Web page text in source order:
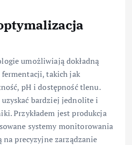
umożliwiają dokładną
takich jak
pH i dostępność tlenu.
bardziej jednolite i
Przykładem jest produkcja
systemy monitorowania
precyzyjne zarządzanie